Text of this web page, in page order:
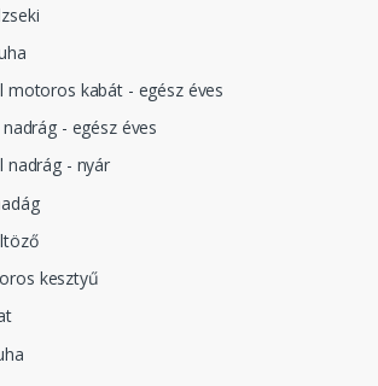
motoros kabát - egész éves
- egész éves
nadrág - nyár
kesztyű